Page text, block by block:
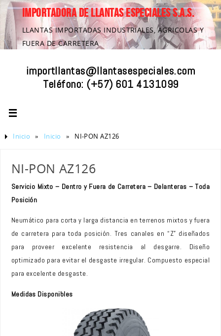
IMPORTADORA DE LLANTAS ESPECIALES S.A.S.
LLANTAS IMPORTADAS INDUSTRIALES, AGRICOLAS Y
FUERA DE CARRETERA
importllantas@llantasespeciales.com
Teléfono: (+57) 601 4131099
Inicio » Inicio » NI-PON AZ126
NI-PON AZ126
Servicio Mixto – Dentro y Fuera de Carretera – Delanteras – Toda
Posición
Neumático para corta y larga distancia en terrenos mixtos y fuera
de carretera para toda posición. Tres canales en “Z” diseñados
para proveer excelente resistencia al desgarre. Diseño
optimizado para evitar el desgaste irregular. Compuesto especial
para excelente desgaste.
Medidas Disponibles